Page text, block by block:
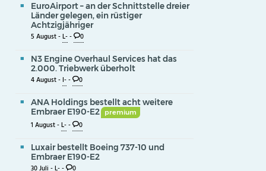
EuroAirport – an der Schnittstelle dreier
Länder gelegen, ein rüstiger
Achtzigjähriger
5 August -L-- 0
N3 Engine Overhaul Services hat das
2.000. Triebwerk überholt
4 August -I-- 0
ANA Holdings bestellt acht weitere
Embraer E190-E2
premium
1 August -L-- 0
Luxair bestellt Boeing 737-10 und
Embraer E190-E2